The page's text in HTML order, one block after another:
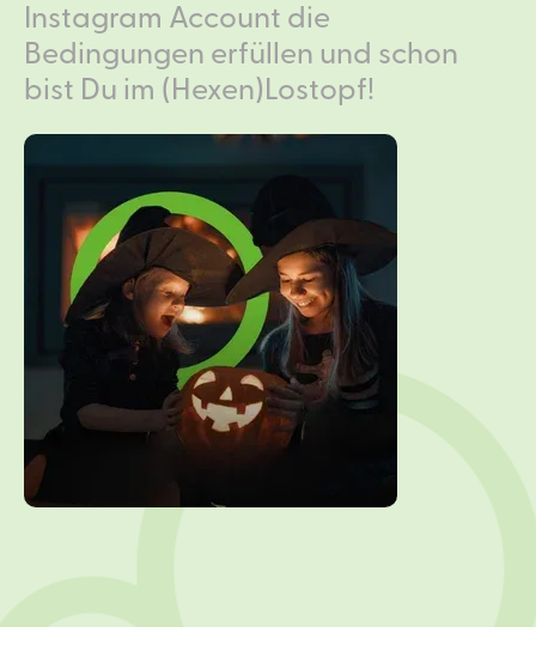
Instagram Account die
Bedingungen erfüllen und schon
bist Du im (Hexen)Lostopf!